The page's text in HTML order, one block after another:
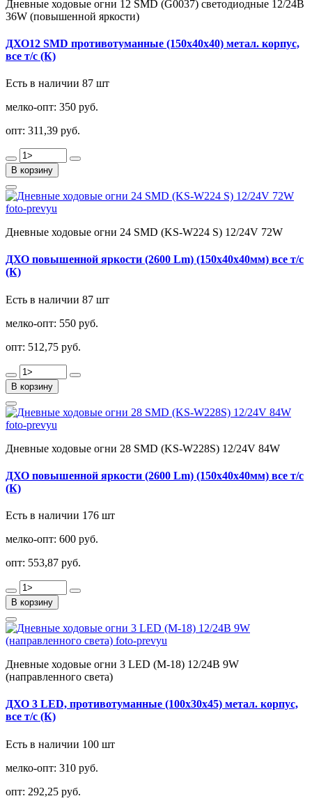
Дневные ходовые огни 12 SMD (G0037) светодиодные 12/24В
36W (повышенной яркости)
ДХО12 SMD противотуманные (150х40х40) метал. корпус,
все т/с (К)
Есть в наличии 87 шт
мелко-опт: 350 руб.
опт: 311,39 руб.
В корзину
Дневные ходовые огни 24 SMD (KS-W224 S) 12/24V 72W
ДХО повышенной яркости (2600 Lm) (150х40х40мм) все т/с
(К)
Есть в наличии 87 шт
мелко-опт: 550 руб.
опт: 512,75 руб.
В корзину
Дневные ходовые огни 28 SMD (KS-W228S) 12/24V 84W
ДХО повышенной яркости (2600 Lm) (150х40х40мм) все т/с
(К)
Есть в наличии 176 шт
мелко-опт: 600 руб.
опт: 553,87 руб.
В корзину
Дневные ходовые огни 3 LED (М-18) 12/24В 9W
(направленного света)
ДХО 3 LED, противотуманные (100х30х45) метал. корпус,
все т/с (К)
Есть в наличии 100 шт
мелко-опт: 310 руб.
опт: 292,25 руб.